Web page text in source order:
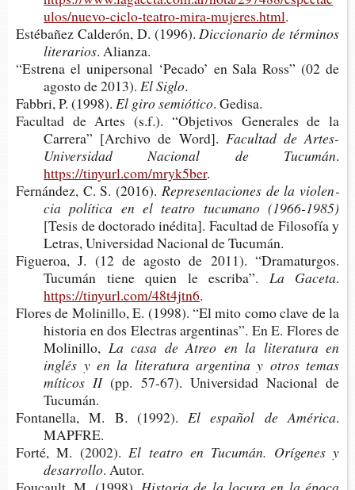
ulos/nuevo-ciclo-teatro-mira-mujeres.html.
Esté­ba­ñez Cal­de­rón, D. (1996).Dic­cio­na­rio de tér­mi­nos
literarios. Alianza.
“Estre­na el uni­per­so­nal ‘Peca­do’ en Sala Ross” (02 de
agos­to de 2013).El Siglo.
Fab­bri, P. (1998). El giro semiótico. Gedisa.
Facul­tad de Artes (s.f.). “Obje­ti­vos Gene­ra­les de la
Carre­ra” [Archi­vo de Word]. Facul­tad de Artes-​
Universidad Nacio­nal de Tucumán.
https://tinyurl.com/mryk5ber.
Fer­nán­dez, C. S. (2016). Repre­sen­ta­cio­nes de la vio­len­
cia polí­ti­ca en el tea­tro tucu­mano (1966-1985)
[Tesis de doc­to­ra­do iné­di­ta]. Facul­tad de Filo­so­fía y
Letras, Uni­ver­si­dad Nacio­nal de Tucumán.
Figue­roa, J. (12 de agos­to de 2011). “Dra­ma­tur­gos.
Tucu­mán tiene quien le escriba”. La Gaceta.
https://tinyurl.com/48t4jtn6.
Flo­res de Moli­ni­llo, E. (1998). “El mito como clave de la
his­to­ria en dos Elec­tras argen­ti­nas”. En E. Flo­res de
Molinillo, La casa de Atreo en la lite­ra­tu­ra en
inglés y en la lite­ra­tu­ra argen­ti­na y otros temas
míti­cos II(pp. 57-67). Uni­ver­si­dad Nacio­nal de
Tucumán.
Fon­ta­ne­lla, M. B. (1992).El espa­ñol de América.
MAPFRE.
Forté, M. (2002).El tea­tro en Tucu­mán. Orí­ge­nes y
desarrollo. Autor.